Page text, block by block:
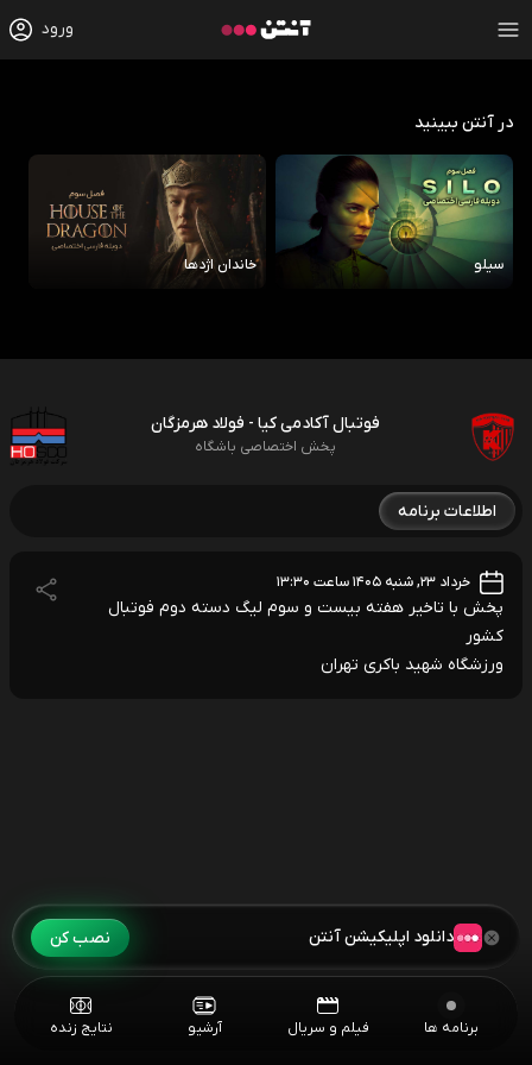
ورود
در آنتن ببینید
سیلو خاندان اژدها
فوتبال آکادمی کیا - فولاد هرمزگان
پخش اختصاصی باشگاه
اطلاعات برنامه
خرداد ۲۳, شنبه ۱۴۰۵ ساعت ۱۳:۳۰
پخش با تاخیر هفته بیست و سوم لیگ دسته دوم فوتبال
کشور
ورزشگاه شهید باکری تهران
برنامه ها فیلم و سریال آرشیو نتایج زنده
دانلود اپلیکیشن آنتن نصب کن